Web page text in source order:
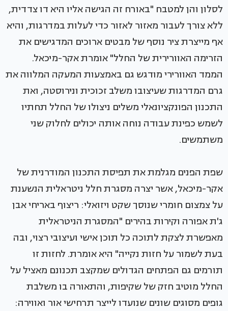
לסלון והן למטבח "באורח זה הגישה אליו היא דו צדדית,
ללא צורך לעבור מאזור לאזור כדי לעלות במדרגות, והיא
אף מייצרת ציר נוסף של מבטים ארוכים המדגישים את
הזרימה האוורירית של החלל" אומרת אקר-מיכאל.
הממד האוורירי מודגש גם באמצעות המעקה המלווה את
גרם המדרגות שעיצובו משלב זכוכית ונירוסטה, ואת
התכנון הפונקציונאלי משלים ניצולו של החלל תחתיו
לשמש כפינת עבודה נוחה אותה יכולים לחלוק שני
משתמשים.
שפת הפנים מגלמת את תפיסת התכנון המודרנית של
אקר-מיכאל, אשר יצרה מסגרת חלל ניטראלית הנשענת
על צמצום חומרי שנוסך שקט ויזואלי: ריצוף באריחי אבן
ג'ת אפורה וקירות בהירים "המסגרת הניטראלית
מאפשרת לצקת לתוכה כל תוכן אישי ועיצובי רצוי, ובה
בעת לשמור על חזות נקייה" היא אומרת. לחזות זו
תורמים גם הפתחים הגדולים שמקצב תכנונם מאציל על
החלל מוטיב חזק של שקיפות, והתאורה בו משלבת
גופים מסוגים שונים שנועדו לייצר תרחישי אור ואווירה: